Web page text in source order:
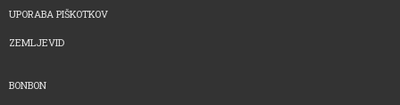
UPORABA PIŠKOTKOV
ZEMLJEVID
BONBON